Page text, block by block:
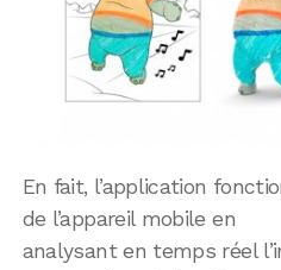
En fait, l’application
de l’appareil mobile en
analysant en temps réel